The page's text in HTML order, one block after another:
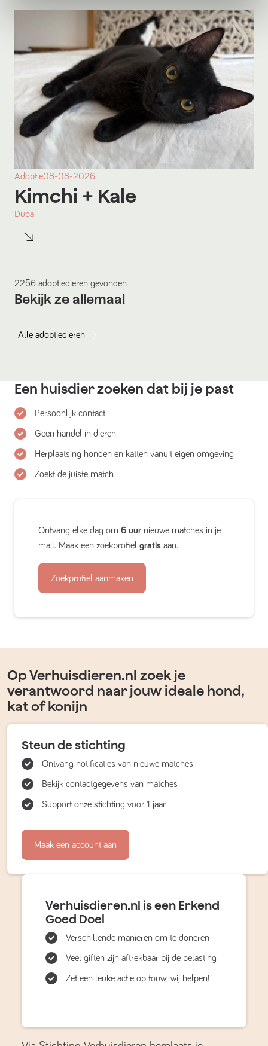
Adoptie08-08-2026
Kimchi + Kale
Dubai
2256 adoptiedieren gevonden
Bekijk ze allemaal
Alle adoptiedieren
Een huisdier zoeken dat bij je past
Persoonlijk contact
Geen handel in dieren
Herplaatsing honden en katten vanuit eigen omgeving
Zoekt de juiste match
Ontvang elke dag om 6 uur nieuwe matches in je
mail. Maak een zoekprofiel gratis aan.
Zoekprofiel aanmaken
Op Verhuisdieren.nl zoek je
verantwoord naar jouw ideale hond,
kat of konijn
Steun de stichting
Ontvang notificaties van nieuwe matches
Bekijk contactgegevens van matches
Support onze stichting voor 1 jaar
Maak een account aan
Verhuisdieren.nl is een Erkend
Goed Doel
Verschillende manieren om te doneren
Veel giften zijn aftrekbaar bij de belasting
Zet een leuke actie op touw; wij helpen!